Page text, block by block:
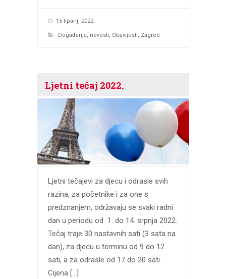
15 lipanj, 2022
Događanja novosti Obavijesti Zagreb
Ljetni tečaj 2022.
Ljetni tečajevi za djecu i odrasle svih
razina, za početnike i za one s
predznanjem, održavaju se svaki radni
dan u periodu od 1. do 14. srpnja 2022.
Tečaj traje 30 nastavnih sati (3 sata na
dan), za djecu u terminu od 9 do 12
sati, a za odrasle od 17 do 20 sati.
Cijena […]